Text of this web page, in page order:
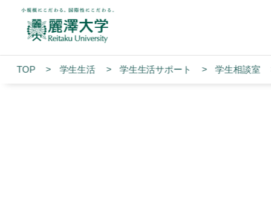
TOP 学生生活 学⽣⽣活サポート 学生相談室